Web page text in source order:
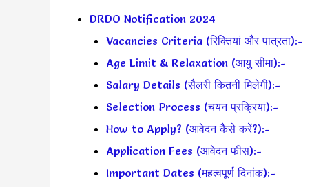
DRDO Notification 2024
Vacancies Criteria (रिक्तियां और पात्रता):-
Age Limit & Relaxation (आयु सीमा):-
Salary Details (सैलरी कितनी मिलेगी):-
Selection Process (चयन प्रक्रिया):-
How to Apply? (आवेदन कैसे करें?):-
Application Fees (आवेदन फीस):-
Important Dates (महत्वपूर्ण दिनांक):-